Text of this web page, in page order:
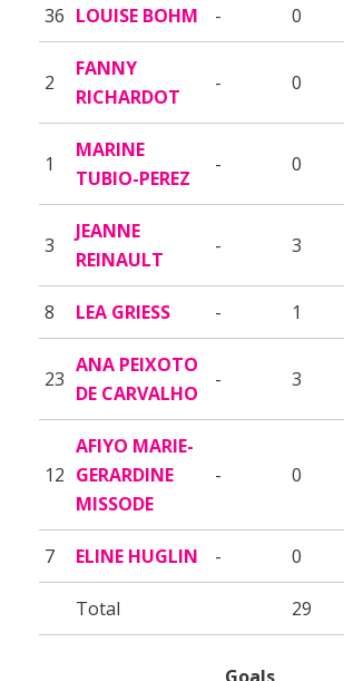
36 LOUISE BOHM - 0
2
FANNY
RICHARDOT
- 0
1
MARINE
TUBIO-PEREZ
- 0
3
JEANNE
REINAULT
- 3
8 LEA GRIESS - 1
23
ANA PEIXOTO
DE CARVALHO
- 3
12
AFIYO MARIE-
GERARDINE
MISSODE
- 0
7 ELINE HUGLIN - 0
Total 29